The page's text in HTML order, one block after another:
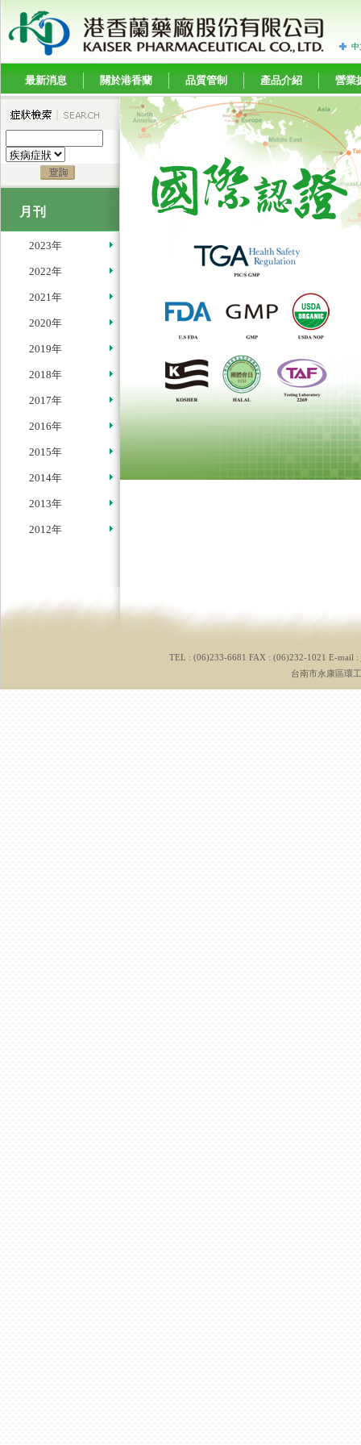
中
最新消息 關於港香蘭 品質管制 產品介紹 營業
月刊
2023年
2022年
2021年
2020年
2019年
2018年
2017年
2016年
2015年
2014年
2013年
2012年
TEL : (06)233-6681 FAX : (06)232-1021 E-mail :
台南市永康區環